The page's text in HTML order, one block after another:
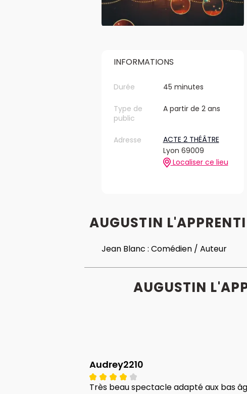
INFORMATIONS
Durée 45 minutes
Type de
public
A partir de 2 ans
Adresse
ACTE 2 THÉÂTRE
Lyon 69009
Localiser ce lieu
AUGUSTIN
Jean Blanc : Comédien / Auteur
AUGUSTIN
Audrey2210
Très beau spectacle adapté aux bas